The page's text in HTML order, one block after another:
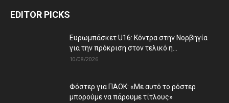
EDITOR PICKS
Ευρωμπάσκετ U16: Κόντρα στην Νορβηγία
για την πρόκριση στον τελικό η...
10/08/2026
Φόστερ για ΠΑΟΚ: «Με αυτό το ρόστερ
μπορούμε να πάρουμε τίτλους»